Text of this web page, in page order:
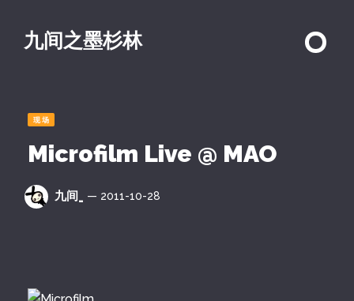
九间之墨杉林
现场
Microfilm Live @ MAO
九间_ — 2011-10-28